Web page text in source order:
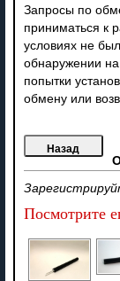
Запросы по
приниматься к
условиях не
обнаружении на
попытки
обмену или
Посмотрите